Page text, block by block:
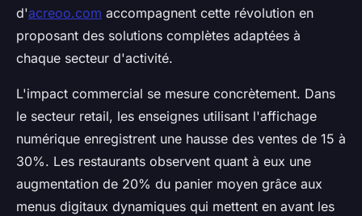
d'acreoo.com accompagnent cette révolution en
proposant des solutions complètes adaptées à
chaque secteur d'activité.
L'impact commercial se mesure concrètement. Dans
le secteur retail, les enseignes utilisant l'affichage
numérique enregistrent une hausse des ventes de 15 à
30%. Les restaurants observent quant à eux une
augmentation de 20% du panier moyen grâce aux
menus digitaux dynamiques qui mettent en avant les